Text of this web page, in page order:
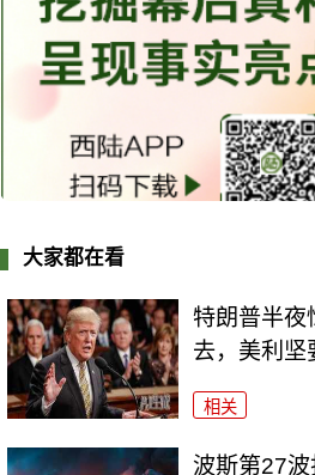
大家都在看
特朗普半夜
去，美利坚
相关
波斯第27